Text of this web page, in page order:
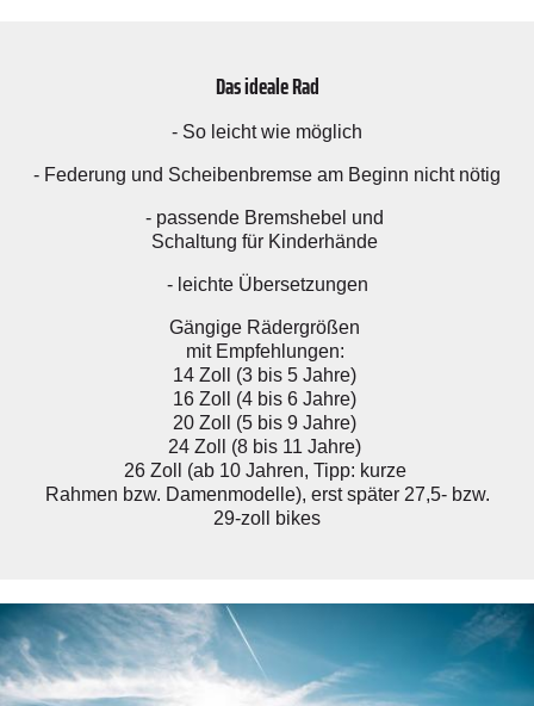
Das ideale Rad
- So leicht wie möglich
- Federung und Scheibenbremse am Beginn nicht nötig
- passende Bremshebel und
Schaltung für Kinderhände
- leichte Übersetzungen
Gängige Rädergrößen
mit Empfehlungen:
14 Zoll (3 bis 5 Jahre)
16 Zoll (4 bis 6 Jahre)
20 Zoll (5 bis 9 Jahre)
24 Zoll (8 bis 11 Jahre)
26 Zoll (ab 10 Jahren, Tipp: kurze
Rahmen bzw. Damenmodelle), erst später 27,5- bzw.
29-zoll bikes